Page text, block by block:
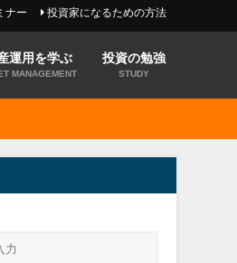
ナー 投資家になるための方法
運用を学ぶ
MANAGEMENT
投資の勉強
STUDY